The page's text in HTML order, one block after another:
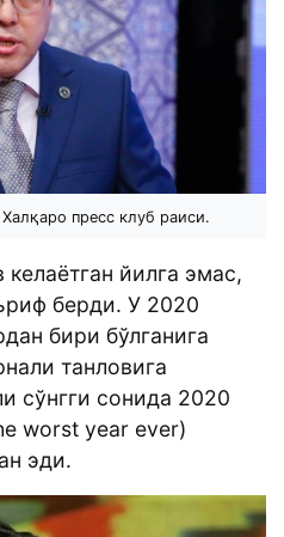
пресс клуб раиси.
йилга эмас,
берди. У 2020
бири бўлганига
танловига
сўнгги сонида 2020
worst year ever)
эди.